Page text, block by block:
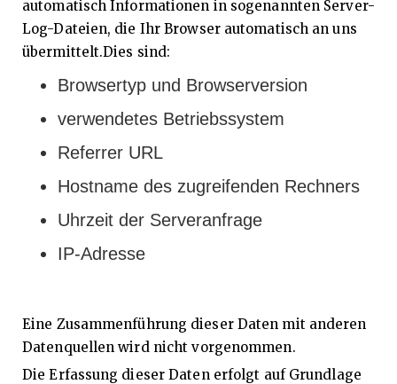
automatisch Informationen in sogenannten Server-
Log-Dateien, die Ihr Browser automatisch an uns
übermittelt.Dies sind:
Browsertyp und Browserversion
verwendetes Betriebssystem
Referrer URL
Hostname des zugreifenden Rechners
Uhrzeit der Serveranfrage
IP-Adresse
Eine Zusammenführung dieser Daten mit anderen
Datenquellen wird nicht vorgenommen.
Die Erfassung dieser Daten erfolgt auf Grundlage